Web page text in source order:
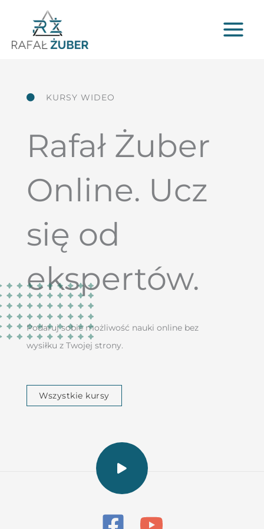
treści
KURSY WIDEO
Rafał Żuber
Online. Ucz
się od
ekspertów.
Podaruj sobie możliwość nauki online bez
wysiłku z Twojej strony.
Wszystkie kursy